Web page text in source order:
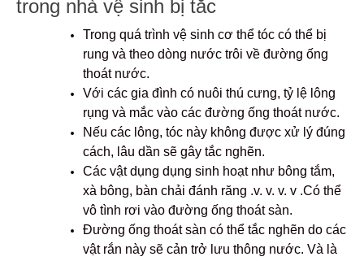
trong nhà vệ sinh bị tắc
Trong quá trình vệ sinh cơ thể tóc có thể bị
rung và theo dòng nước trôi về đường ống
thoát nước.
Với các gia đình có nuôi thú cưng, tỷ lệ lông
rụng và mắc vào các đường ống thoát nước.
Nếu các lông, tóc này không được xử lý đúng
cách, lâu dần sẽ gây tắc nghẽn.
Các vật dụng dụng sinh hoạt như bông tắm,
xà bông, bàn chải đánh răng .v. v. v. v .Có thể
vô tình rơi vào đường ống thoát sàn.
Đường ống thoát sàn có thể tắc nghẽn do các
vật rắn này sẽ cản trở lưu thông nước. Và là